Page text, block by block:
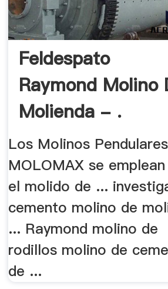
Feldespato
Raymond Molino
Molienda - .
Los Molinos Pendulares
MOLOMAX se
el molido de ...
cemento molino de
... Raymond molino de
rodillos molino de
de ...